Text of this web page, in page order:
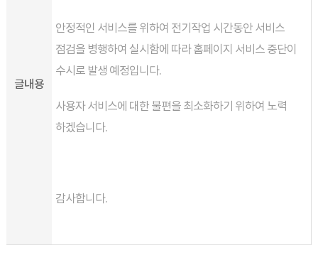
글내용
안정적인 서비스를 위하여 전기작업 시간동안 서비스
점검을 병행하여 실시함에 따라 홈페이지 서비스 중단이
수시로 발생 예정입니다.
사용자 서비스에 대한 불편을 최소화하기 위하여 노력
하겠습니다.
감사합니다.